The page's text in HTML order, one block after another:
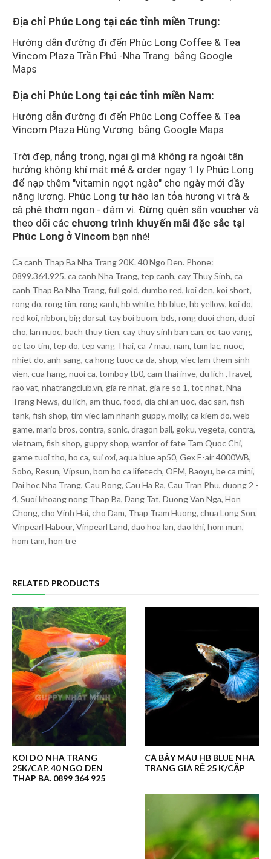
Địa chỉ Phúc Long tại các tỉnh miền Trung:
Hướng dẫn đường đi đến Phúc Long Coffee & Tea
Vincom Plaza Trần Phú -Nha Trang bằng Google
Maps
Địa chỉ Phúc Long tại các tỉnh miền Nam:
Hướng dẫn đường đi đến Phúc Long Coffee & Tea
Vincom Plaza Hùng Vương bằng Google Maps
Trời đẹp, nắng trong, ngại gì mà không ra ngoài tận
hưởng không khí mát mẻ & order ngay 1 ly Phúc Long
để nạp thêm "vitamin ngọt ngào" cho ngày mới đầy
năng lượng. Phúc Long tự hào lan tỏa hương vị trà &
cà phê thơm ngon - đậm vị. Đừng quên săn voucher và
theo dõi các chương trình khuyến mãi đặc sắc tại
Phúc Long ở Vincom bạn nhé!
Ca canh Thap Ba Nha Trang 20K. 40 Ngo Den. Phone:
0899.364.925. ca canh Nha Trang, tep canh, cay Thuy Sinh, ca
canh Thap Ba Nha Trang, full gold, dumbo red, koi den, koi short,
rong do, rong tim, rong xanh, hb white, hb blue, hb yellow, koi do,
red koi, ribbon, big dorsal, tay boi buom, bds, rong duoi chon, duoi
cho, lan nuoc, bach thuy tien, cay thuy sinh ban can, oc tao vang,
oc tao tim, tep do, tep vang Thai, ca 7 mau, nam, tum lac, nuoc,
nhiet do, anh sang, ca hong tuoc ca da, shop, viec lam them sinh
vien, cua hang, nuoi ca, tomboy tb0, cam thai inve, du lich ,Travel,
rao vat, nhatrangclub.vn, gia re nhat, gia re so 1, tot nhat, Nha
Trang News, du lich, am thuc, food, dia chi an uoc, dac san, fish
tank, fish shop, tim viec lam nhanh guppy, molly, ca kiem do, web
game, mario bros, contra, sonic, dragon ball, goku, vegeta, contra,
vietnam, fish shop, guppy shop, warrior of fate Tam Quoc Chi,
game tuoi tho, ho ca, sui oxi, aqua blue ap50, Gex E-air 4000WB,
Sobo, Resun, Vipsun, bom ho ca lifetech, OEM, Baoyu, be ca mini,
Dai hoc Nha Trang, Cau Bong, Cau Ha Ra, Cau Tran Phu, duong 2 -
4, Suoi khoang nong Thap Ba, Dang Tat, Duong Van Nga, Hon
Chong, cho Vinh Hai, cho Dam, Thap Tram Huong, chua Long Son,
Vinpearl Habour, Vinpearl Land, dao hoa lan, dao khi, hom mun,
hom tam, hon tre
RELATED PRODUCTS
KOI DO NHA TRANG
25K/CAP. 40 NGO DEN
THAP BA. 0899 364 925
CÁ BẢY MÀU HB BLUE NHA
TRANG GIÁ RẺ 25 K/CẶP